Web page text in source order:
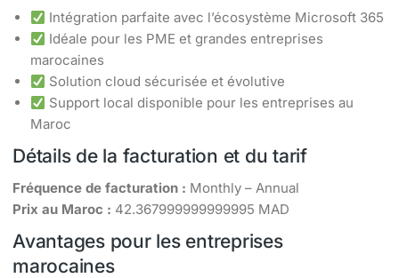
Intégration parfaite avec l’écosystème Microsoft 365
Idéale pour les PME et grandes entreprises
marocaines
Solution cloud sécurisée et évolutive
Support local disponible pour les entreprises au
Maroc
Détails de la facturation et du tarif
Fréquence de facturation : Monthly – Annual
Prix au Maroc : 42.367999999999995 MAD
Avantages pour les entreprises
marocaines